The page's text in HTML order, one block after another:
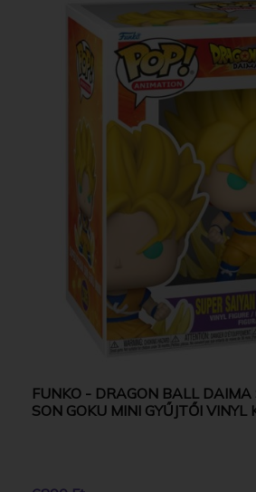
FUNKO - DRAGON BALL DAIMA
SON GOKU MINI GYŰJTŐI VINYL